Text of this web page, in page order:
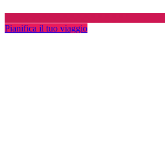
Pianifica il tuo viaggio